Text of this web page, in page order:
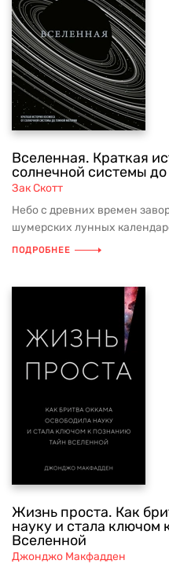
Вселенная. Краткая
солнечной системы
Зак Скотт
Небо с древних времен
шумерских лунных
ПОДРОБНЕЕ
Жизнь проста. Как
науку и стала ключом
Вселенной
Джонджо Макфадден